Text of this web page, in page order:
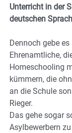
Unterricht in der
deutschen
Dennoch gebe
Ehrenamtliche,
Homeschooling
kümmern, die
an die Schule
Rieger.
Das gehe sogar
Asylbewerbern